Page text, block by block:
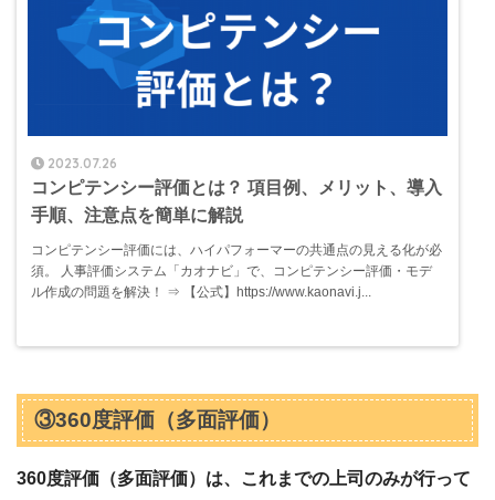
2023.07.26
コンピテンシー評価とは？ 項目例、メリット、導入
手順、注意点を簡単に解説
コンピテンシー評価には、ハイパフォーマーの共通点の見える化が必
須。 人事評価システム「カオナビ」で、コンピテンシー評価・モデ
ル作成の問題を解決！ ⇒ 【公式】https://www.kaonavi.j...
③360度評価（多面評価）
360度評価（多面評価）は、これまでの上司のみが行って